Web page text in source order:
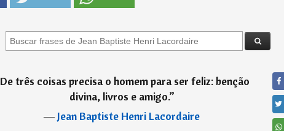
De três coisas precisa o homem para ser feliz: benção
divina, livros e amigo.”
―Jean Baptiste Henri Lacordaire